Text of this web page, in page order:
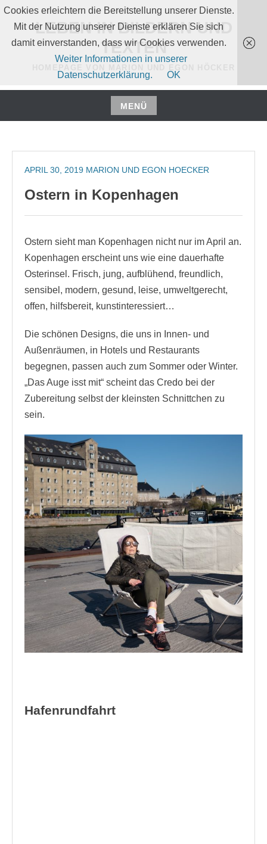
Zum
Inhalt
springen
LEBEN IN BILDERN UND
TEXTEN
MENÜ
Zum
springen
APRIL 30, 2019 MARION UND EGON HOECKER
Ostern in Kopenhagen
Ostern sieht man Kopenhagen nicht nur im April an.
Kopenhagen erscheint uns wie eine dauerhafte
Osterinsel. Frisch, jung, aufblühend, freundlich,
sensibel, modern, gesund, leise, umweltgerecht,
offen, hilfsbereit, kunstinteressiert…
Die schönen Designs, die uns in Innen- und
Außenräumen, in Hotels und Restaurants
begegnen, passen auch zum Sommer oder Winter.
„Das Auge isst mit“ scheint das Credo bei der
Zubereitung selbst der kleinsten Schnittchen zu
sein.
Hafenrundfahrt
Cookies erleichtern die Bereitstellung unserer Dienste.
Mit der Nutzung unserer Dienste erklären Sie sich
damit einverstanden, dass wir Cookies verwenden.
Weiter Informationen in unserer
Datenschutzerklärung.
OK